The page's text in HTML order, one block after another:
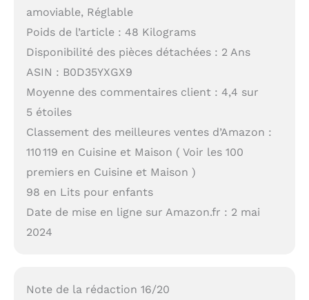
amoviable, Réglable
Poids de l’article : 48 Kilograms
Disponibilité des pièces détachées : 2 Ans
ASIN : B0D35YXGX9
Moyenne des commentaires client : 4,4 sur
5 étoiles
Classement des meilleures ventes d’Amazon :
110 119 en Cuisine et Maison ( Voir les 100
premiers en Cuisine et Maison )
98 en Lits pour enfants
Date de mise en ligne sur Amazon.fr : 2 mai
2024
Note de la rédaction 16/20